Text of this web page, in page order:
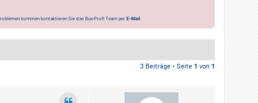
kommen kontaktieren Sie das Bus-Profi Team perE-Mail.
3 Beiträge • Seite 1 von 1